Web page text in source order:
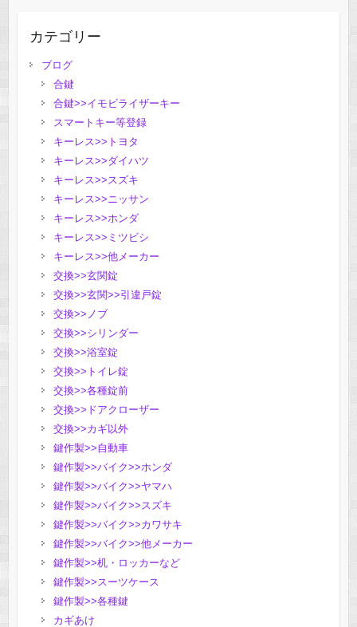
カテゴリー
ブログ
合鍵
合鍵>>イモビライザーキー
スマートキー等登録
キーレス>>トヨタ
キーレス>>ダイハツ
キーレス>>スズキ
キーレス>>ニッサン
キーレス>>ホンダ
キーレス>>ミツビシ
キーレス>>他メーカー
交換>>玄関錠
交換>>玄関>>引違戸錠
交換>>ノブ
交換>>シリンダー
交換>>浴室錠
交換>>トイレ錠
交換>>各種錠前
交換>>ドアクローザー
交換>>カギ以外
鍵作製>>自動車
鍵作製>>バイク>>ホンダ
鍵作製>>バイク>>ヤマハ
鍵作製>>バイク>>スズキ
鍵作製>>バイク>>カワサキ
鍵作製>>バイク>>他メーカー
鍵作製>>机・ロッカーなど
鍵作製>>スーツケース
鍵作製>>各種鍵
カギあけ